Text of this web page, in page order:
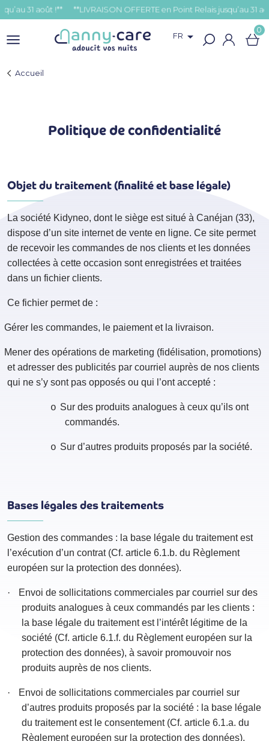
31 août !**
FR  0
Accueil
Politique de confidentialité
Objet du traitement (finalité et base légale)
La société Kidyneo, dont le siège est situé à Canéjan (33),
dispose d’un site internet de vente en ligne. Ce site permet
de recevoir les commandes de nos clients et les données
collectées à cette occasion sont enregistrées et traitées
dans un fichier clients.
Ce fichier permet de :
Gérer les commandes, le paiement et la livraison.
Mener des opérations de marketing (fidélisation, promotions)
et adresser des publicités par courriel auprès de nos clients
qui ne s’y sont pas opposés ou qui l’ont accepté :
o Sur des produits analogues à ceux qu’ils ont
commandés.
o Sur d’autres produits proposés par la société.
Bases légales des traitements
Gestion des commandes : la base légale du traitement est
l’exécution d’un contrat (Cf. article 6.1.b. du Règlement
européen sur la protection des données).
·
Envoi de sollicitations commerciales par courriel sur des
produits analogues à ceux commandés par les clients :
la base légale du traitement est l’intérêt légitime de la
société (Cf. article 6.1.f. du Règlement européen sur la
protection des données), à savoir promouvoir nos
produits auprès de nos clients.
·
Envoi de sollicitations commerciales par courriel sur
d’autres produits proposés par la société : la base légale
du traitement est le consentement (Cf. article 6.1.a. du
Règlement européen sur la protection des données),